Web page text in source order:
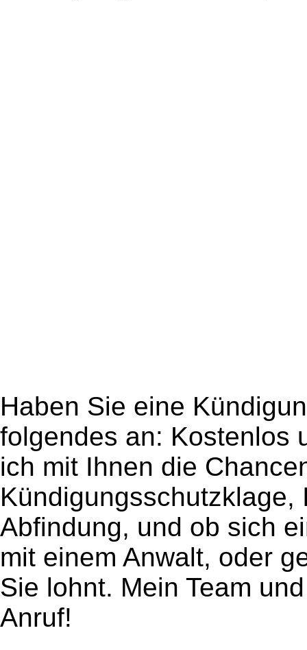
Haben Sie eine
folgendes an: Kostenlos
ich mit Ihnen die
Abfindung, und ob sich
mit einem Anwalt, oder
Sie lohnt. Mein Team
Anruf!